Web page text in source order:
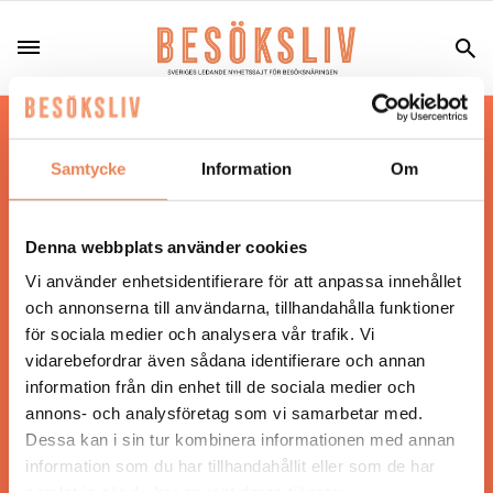
Samtycke Information Om
Denna webbplats använder cookies
Vi använder enhetsidentifierare för att anpassa innehållet
och annonserna till användarna, tillhandahålla funktioner
för sociala medier och analysera vår trafik. Vi
vidarebefordrar även sådana identifierare och annan
information från din enhet till de sociala medier och
annons- och analysföretag som vi samarbetar med.
Dessa kan i sin tur kombinera informationen med annan
information som du har tillhandahållit eller som de har
Hos oss läser du landets mest uppdaterade
nyheter och snackisar inom besöksnäringen.
Besöksliv i sin tryckta form är ett affärsmagasin
Tidningen ges ut avVisita
ANSVARIG UTGIVARE
Jonas Siljhammar
UPPHOVSRÄTT